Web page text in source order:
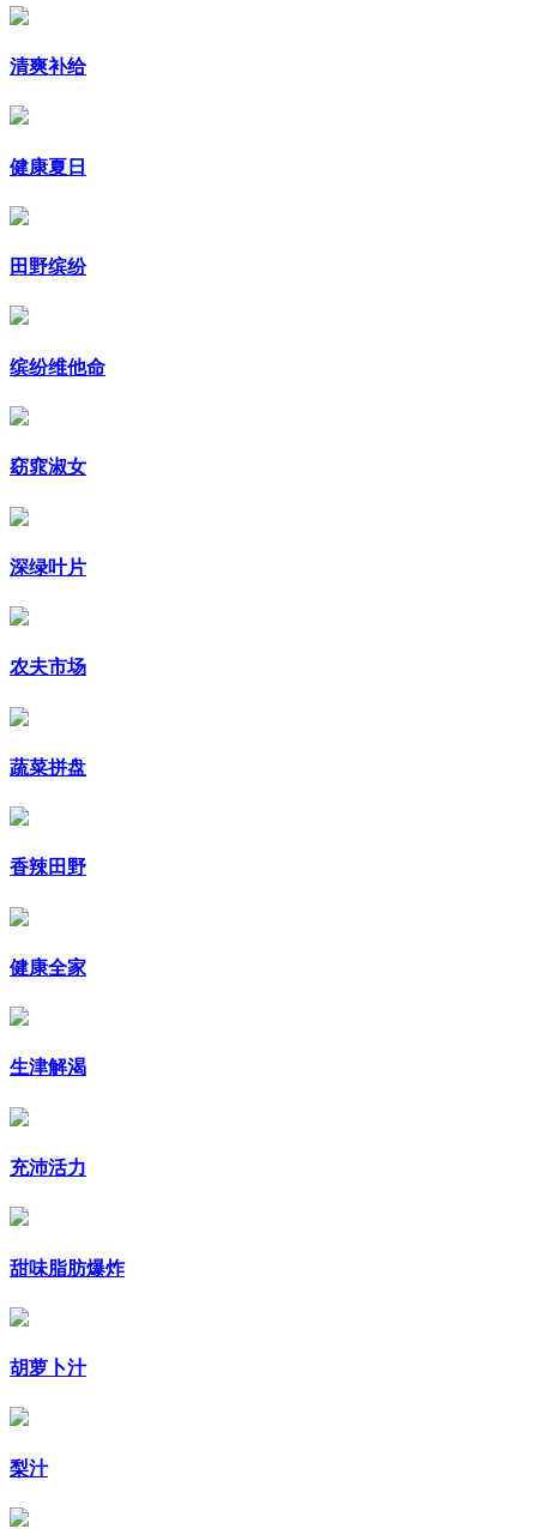
清爽补给
健康夏日
田野缤纷
缤纷维他命
窈窕淑女
深绿叶片
农夫市场
蔬菜拼盘
香辣田野
健康全家
生津解渴
充沛活力
甜味脂肪爆炸
胡萝卜汁
梨汁